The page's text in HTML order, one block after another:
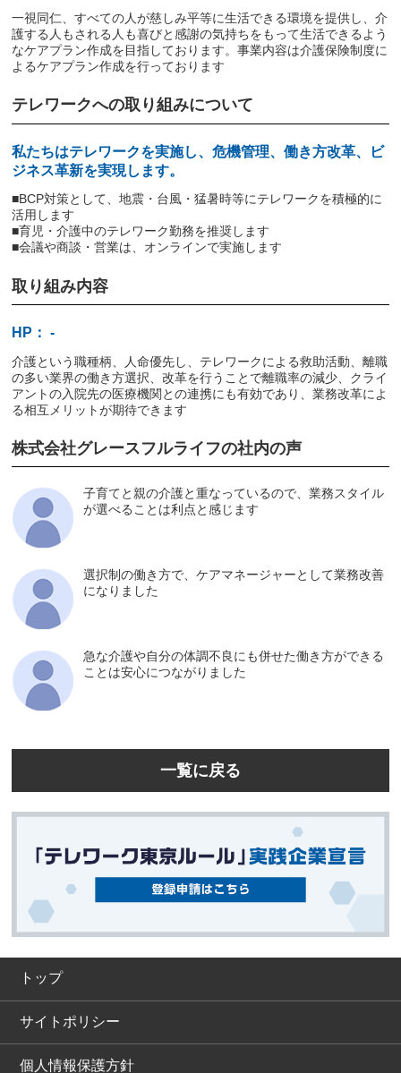
一視同仁、すべての人が慈しみ平等に生活できる環境を提供し、介
護する人もされる人も喜びと感謝の気持ちをもって生活できるよう
なケアプラン作成を目指しております。事業内容は介護保険制度に
よるケアプラン作成を行っております
テレワークへの取り組みについて
私たちはテレワークを実施し、危機管理、働き方改革、ビ
ジネス革新を実現します。
■BCP対策として、地震・台風・猛暑時等にテレワークを積極的に
活用します
■育児・介護中のテレワーク勤務を推奨します
■会議や商談・営業は、オンラインで実施します
取り組み内容
HP： -
介護という職種柄、人命優先し、テレワークによる救助活動、離職
の多い業界の働き方選択、改革を行うことで離職率の減少、クライ
アントの入院先の医療機関との連携にも有効であり、業務改革によ
る相互メリットが期待できます
株式会社グレースフルライフの社内の声
子育てと親の介護と重なっているので、業務スタイル
が選べることは利点と感じます
選択制の働き方で、ケアマネージャーとして業務改善
になりました
急な介護や自分の体調不良にも併せた働き方ができる
ことは安心につながりました
一覧に戻る
トップ
サイトポリシー
個人情報保護方針